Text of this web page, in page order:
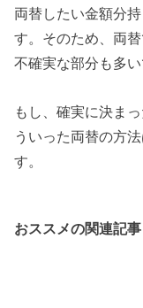
両替したい金額分
す。そのため、両
不確実な部分も多い
もし、確実に決ま
ういった両替の方
す。
おススメの関連記事